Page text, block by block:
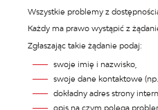
Wszystkie problemy z
Każdy ma prawo wystąpić z
Zgłaszając takie żądanie podaj:
swoje imię i nazwisko,
swoje dane kontaktowe
dokładny adres strony
opis na czym polega